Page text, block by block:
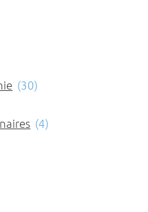
(30)
(4)